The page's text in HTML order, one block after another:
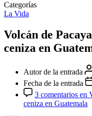
Categorías
La Vida
Volcán de
ceniza en
Autor de la entrada
Fecha de la entrada
3 comentarios en
ceniza en Guatemala